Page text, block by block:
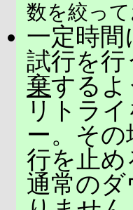
数を絞って
一定時
試行を行
棄するよ
リトラ
ー。そ
行を止
通常の